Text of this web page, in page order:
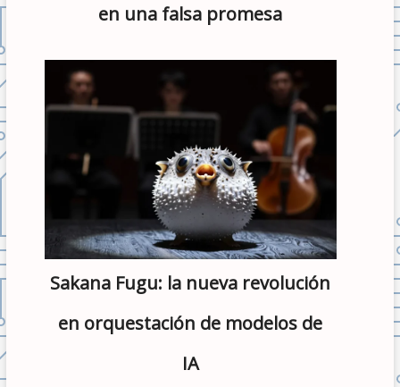
en una falsa promesa
Sakana Fugu: la nueva revolución
en orquestación de modelos de
IA